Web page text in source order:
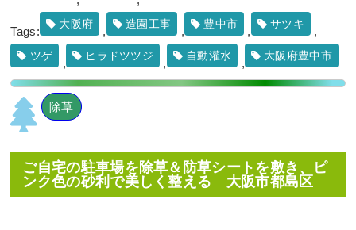
シラカシをブラシノキ
に植替えた事例｜大阪
市生野区K様
作業前 作業後 エントランスの
花壇のシラ ...
続きを読む
Tags:
大阪府
,
造園工事
,
豊中市
,
サツキ
,
ツゲ
,
ヒラドツツジ
,
自動灌水
,
大阪府豊中市
除草
ご自宅の駐車場を除草＆防草シートを敷き、ピ
ンク色の砂利で美しく整える 大阪市都島区